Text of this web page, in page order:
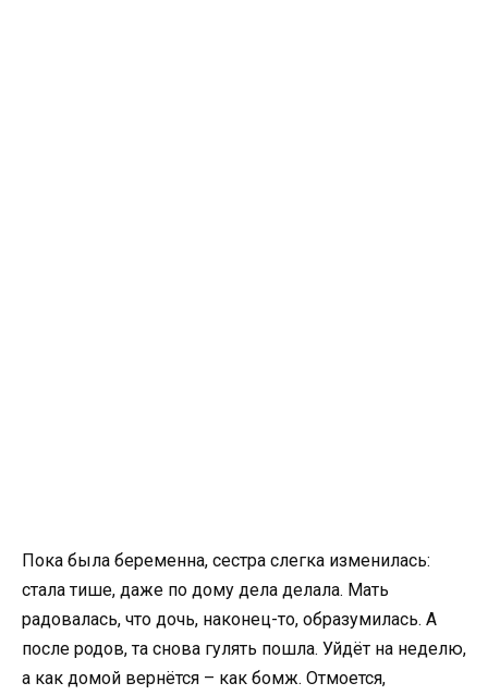
Пока была беременна, сестра слегка изменилась:
стала тише, даже по дому дела делала. Мать
радовалась, что дочь, наконец-то, образумилась. А
после родов, та снова гулять пошла. Уйдёт на неделю,
а как домой вернётся – как бомж. Отмоется,